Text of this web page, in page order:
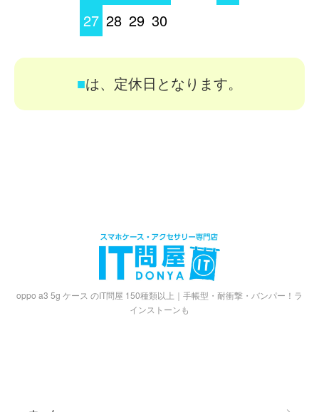
27 28 29 30
■は、定休日となります。
oppo a3 5g ケース のIT問屋 150種類以上｜手帳型・耐衝撃・バンパー！ラ
インストーンも